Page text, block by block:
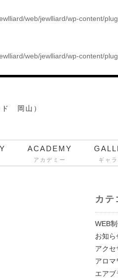
web/jewlliard/wp-content/
web/jewlliard/wp-content/
ACADEMY
アカデミー ギャ
カテ
WEB
お知ら
アクセ
アロマ
エアブ